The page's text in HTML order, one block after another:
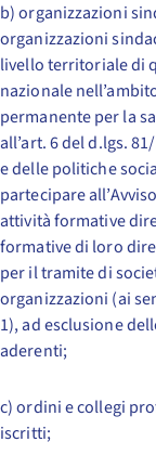
b) organizzazioni
organizzazioni
livello territoriale di
nazionale
permanente per la
all’art. 6 del d.lgs.
e delle politiche
partecipare
attività formative
formative di loro
per il tramite di
organizzazioni (ai
1), ad esclusione
aderenti;
c) ordini e collegi
iscritti;